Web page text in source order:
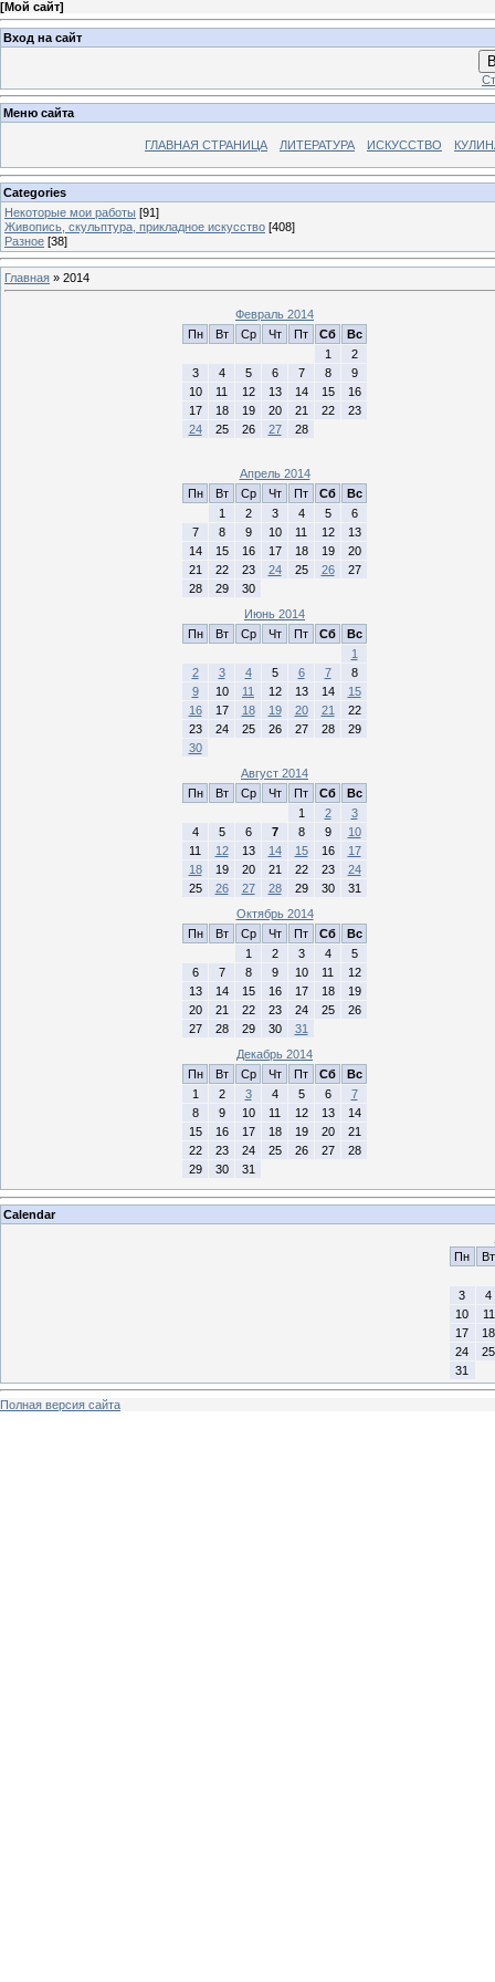
[Мой сайт]
Вход на сайт
Меню сайта
ГЛАВНАЯ СТРАНИЦА ЛИТЕРАТУРА ИСКУССТВО
Categories
Некоторые мои работы [91]
Живопись, скульптура, прикладное искусство [408]
Разное [38]
Главная » 2014
Февраль 2014
Пн
Вт Ср Чт Пт Сб
Вс
1
2
3
4 5 6 7 8
9
10
11 12 13 14 15
16
17
18 19 20 21 22
23
24
25 26 27 28
Апрель 2014
Пн
Вт Ср Чт Пт Сб
Вс
1
2 3 4 5
6
7
8 9 10 11 12
13
14
15 16 17 18 19
20
21
22 23 24 25 26
27
28
29
30
Июнь 2014
Пн
Вт Ср Чт Пт Сб
Вс
1
2
3 4 5 6 7
8
9
10 11 12 13 14
15
16
17 18 19 20 21
22
23
24 25 26 27 28
29
30
Август 2014
Пн
Вт Ср Чт Пт Сб
Вс
1
2
3
4
5 6 7 8 9
10
11
12 13 14 15 16
17
18
19 20 21 22 23
24
25
26 27 28 29 30
31
Октябрь 2014
Пн
Вт Ср Чт Пт Сб
Вс
1
2 3 4
5
6
7 8 9 10 11
12
13
14 15 16 17 18
19
20
21 22 23 24 25
26
27
28 29 30
31
Декабрь 2014
Пн
Вт Ср Чт Пт Сб
Вс
1
2 3 4 5 6
7
8
9 10 11 12 13
14
15
16 17 18 19 20
21
22
23 24 25 26 27
28
29
30 31
Calendar
Пн
Вт
3
4
10
11
17
18
24
25
31
Полная версия сайта